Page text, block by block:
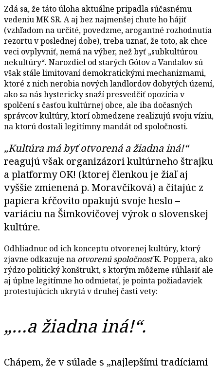
Zdá sa, že táto úloha aktuálne pripadla súčasnému
vedeniu MK SR. A aj bez najmenšej chute ho hájiť
(vzhľadom na určité, povedzme, arogantné rozhodnutia
rezortu v poslednej dobe), treba uznať, že toto, ak chce
veci ovplyvniť, nemá na výber, než byť „subkultúrou
nekultúry“. Narozdiel od starých Gótov a Vandalov sú
však stále limitovaní demokratickými mechanizmami,
ktoré z nich nerobia nových landlordov dobytých území,
ako sa nás hystericky snaží presvedčiť opozícia v
spolčení s časťou kultúrnej obce, ale iba dočasných
správcov kultúry, ktorí obmedzene realizujú svoju víziu,
na ktorú dostali legitímny mandát od spoločnosti.
„Kultúra má byť otvorená a žiadna iná!“
reagujú však organizázori kultúrneho štrajku
a platformy OK! (ktorej členkou je žiaľ aj
vyššie zmienená p. Moravčíková) a čítajúc z
papiera kŕčovito opakujú svoje heslo –
variáciu na Šimkovičovej výrok o slovenskej
kultúre.
Odhliadnuc od ich konceptu otvorenej kultúry, ktorý
zjavne odkazuje na otvorenú spoločnosťK. Poppera, ako
rýdzo politický konštrukt, s ktorým môžeme súhlasiť ale
aj úplne legitímne ho odmietať, je pointa požiadaviek
protestujúcich ukrytá v druhej časti vety:
„…a žiadna iná!“.
Chápem, že v súlade s „najlepšími tradíciami